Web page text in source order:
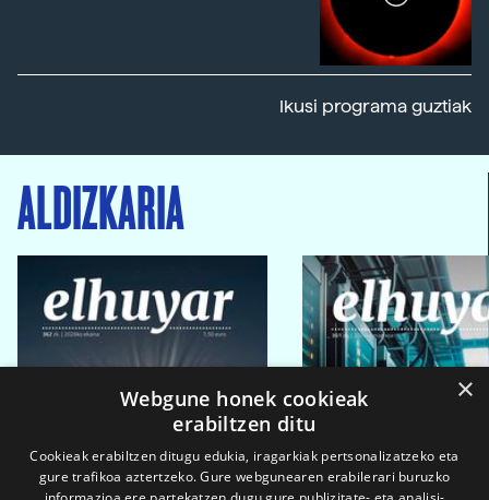
Ikusi programa guztiak
ALDIZKARIA
×
Webgune honek cookieak
erabiltzen ditu
Cookieak erabiltzen ditugu edukia, iragarkiak pertsonalizatzeko eta
gure trafikoa aztertzeko. Gure webgunearen erabilerari buruzko